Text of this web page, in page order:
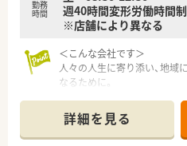
■患者様の心に寄り添うコミ
薬剤師が、地域の「かかりつ
■若手から50代後半のベテラ
籍しており、互いの経験を尊
しています。
も多く、限られた時間の中で
られます。
勤務
時間
週40時間変形労働時間制
※店舗により異なる
＜こんな会社です＞
人々の人生に寄り添い、地域
なるために。
りひとりの人生に寄り添い、
師を求め育てています。
詳細を見る